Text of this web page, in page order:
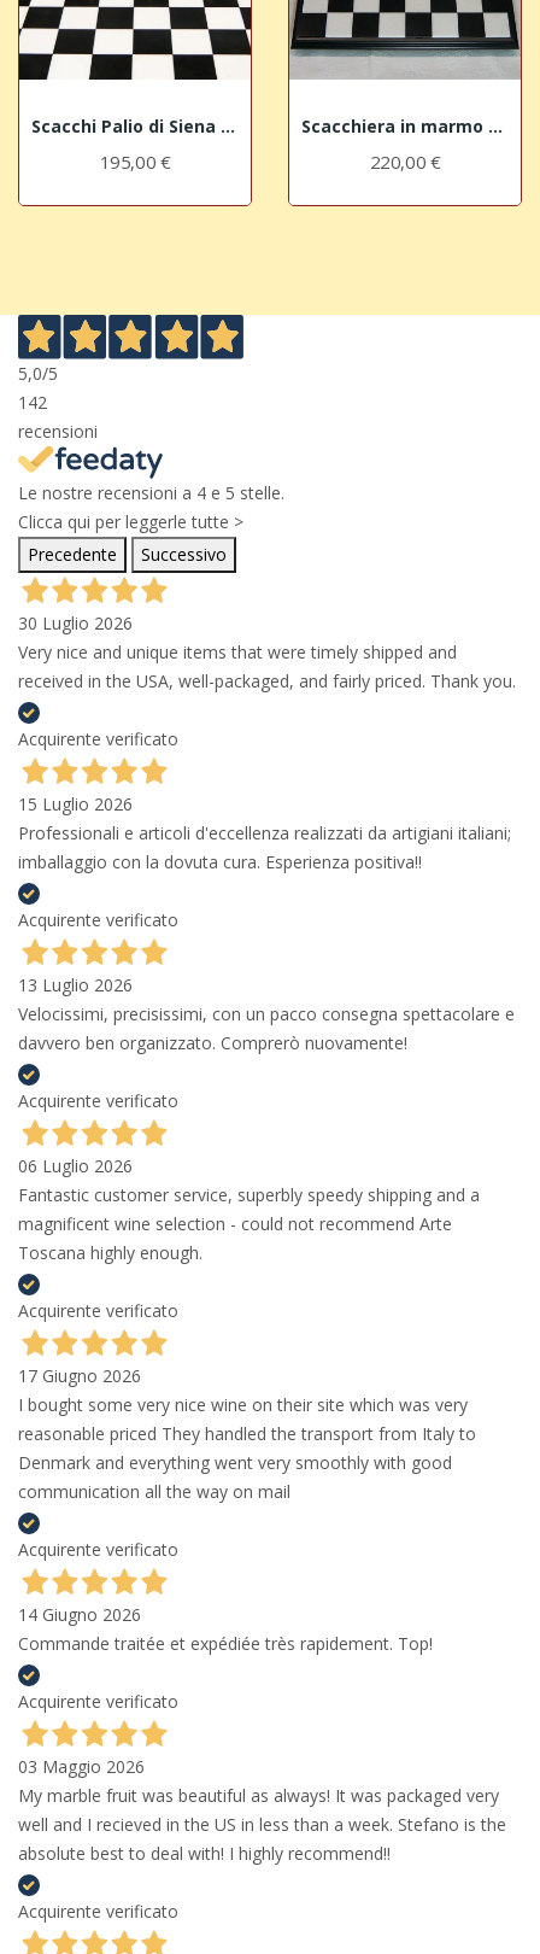
Scacchi Palio di Siena "Valdimontone"
195,00 €
Scacchiera in marmo "Black"
220,00 €
5,0/5
142
recensioni
Le nostre recensioni a 4 e 5 stelle.
Clicca qui per leggerle tutte >
Precedente
Successivo
30 Luglio 2026
Very nice and unique items that were timely shipped and
received in the USA, well-packaged, and fairly priced. Thank you.
Acquirente verificato
15 Luglio 2026
Professionali e articoli d'eccellenza realizzati da artigiani italiani;
imballaggio con la dovuta cura. Esperienza positiva!!
Acquirente verificato
13 Luglio 2026
Velocissimi, precisissimi, con un pacco consegna spettacolare e
davvero ben organizzato. Comprerò nuovamente!
Acquirente verificato
06 Luglio 2026
Fantastic customer service, superbly speedy shipping and a
magnificent wine selection - could not recommend Arte
Toscana highly enough.
Acquirente verificato
17 Giugno 2026
I bought some very nice wine on their site which was very
reasonable priced They handled the transport from Italy to
Denmark and everything went very smoothly with good
communication all the way on mail
Acquirente verificato
14 Giugno 2026
Commande traitée et expédiée très rapidement. Top!
Acquirente verificato
03 Maggio 2026
My marble fruit was beautiful as always! It was packaged very
well and I recieved in the US in less than a week. Stefano is the
absolute best to deal with! I highly recommend!!
Acquirente verificato